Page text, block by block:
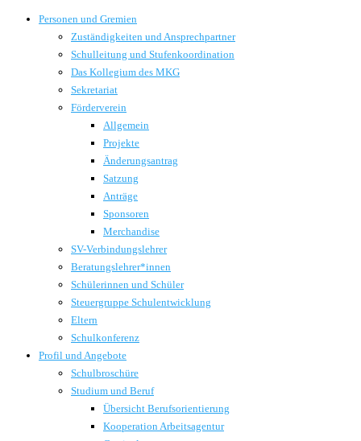
Personen und Gremien
Zuständigkeiten und Ansprechpartner
Schulleitung und Stufenkoordination
Das Kollegium des MKG
Sekretariat
Förderverein
Allgemein
Projekte
Änderungsantrag
Satzung
Anträge
Sponsoren
Merchandise
SV-Verbindungslehrer
Beratungslehrer*innen
Schülerinnen und Schüler
Steuergruppe Schulentwicklung
Eltern
Schulkonferenz
Profil und Angebote
Schulbroschüre
Studium und Beruf
Übersicht Berufsorientierung
Kooperation Arbeitsagentur